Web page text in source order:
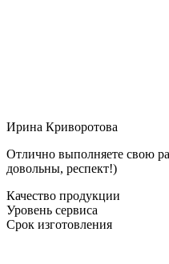
Ирина Криворотова
Отлично выполняете свою
довольны, респект!)
Качество продукции
Уровень сервиса
Срок изготовления